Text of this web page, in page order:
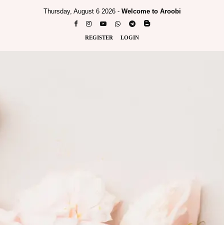
Thursday, August 6 2026 - Welcome to Aroobi
REGISTER LOGIN